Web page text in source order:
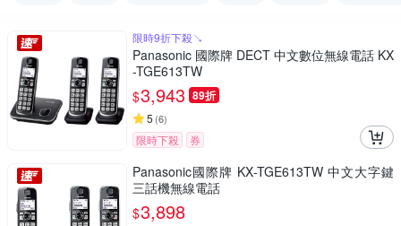
限時9折下殺↘
Panasonic 國際牌 DECT 中文數位無線電話 KX
-TGE613TW
$3,943 89折
5 (6)
限時下殺 券
Panasonic國際牌 KX-TGE613TW 中文大字鍵
三話機無線電話
$3,898